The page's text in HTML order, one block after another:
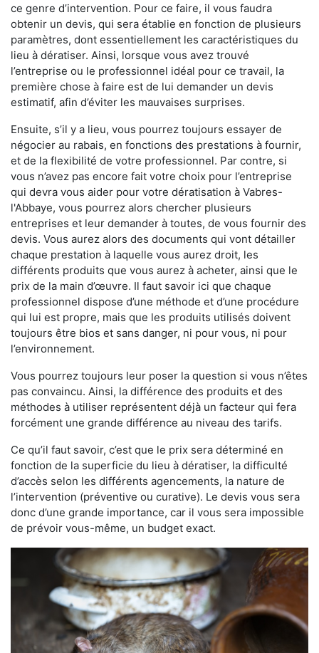
ce genre d’intervention. Pour ce faire, il vous faudra
obtenir un devis, qui sera établie en fonction de plusieurs
paramètres, dont essentiellement les caractéristiques du
lieu à dératiser. Ainsi, lorsque vous avez trouvé
l’entreprise ou le professionnel idéal pour ce travail, la
première chose à faire est de lui demander un devis
estimatif, afin d’éviter les mauvaises surprises.
Ensuite, s’il y a lieu, vous pourrez toujours essayer de
négocier au rabais, en fonctions des prestations à fournir,
et de la flexibilité de votre professionnel. Par contre, si
vous n’avez pas encore fait votre choix pour l’entreprise
qui devra vous aider pour votre dératisation à Vabres-
l'Abbaye, vous pourrez alors chercher plusieurs
entreprises et leur demander à toutes, de vous fournir des
devis. Vous aurez alors des documents qui vont détailler
chaque prestation à laquelle vous aurez droit, les
différents produits que vous aurez à acheter, ainsi que le
prix de la main d’œuvre. Il faut savoir ici que chaque
professionnel dispose d’une méthode et d’une procédure
qui lui est propre, mais que les produits utilisés doivent
toujours être bios et sans danger, ni pour vous, ni pour
l’environnement.
Vous pourrez toujours leur poser la question si vous n’êtes
pas convaincu. Ainsi, la différence des produits et des
méthodes à utiliser représentent déjà un facteur qui fera
forcément une grande différence au niveau des tarifs.
Ce qu’il faut savoir, c’est que le prix sera déterminé en
fonction de la superficie du lieu à dératiser, la difficulté
d’accès selon les différents agencements, la nature de
l’intervention (préventive ou curative). Le devis vous sera
donc d’une grande importance, car il vous sera impossible
de prévoir vous-même, un budget exact.